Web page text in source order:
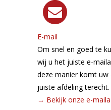
E-mail
Om snel en goed te
wij u het juiste e-
deze manier komt uw
juiste afdeling terecht.
→ Bekijk onze e-